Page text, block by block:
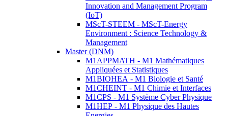
Innovation and Management Program
(IoT)
MScT-STEEM - MScT-Energy
Environment : Science Technology &
Management
Master (DNM)
M1APPMATH - M1 Mathématiques
Appliquées et Statistiques
M1BIOHEA - M1 Biologie et Santé
M1CHEINT - M1 Chimie et Interfaces
M1CPS - M1 Système Cyber Physique
M1HEP - M1 Physique des Hautes